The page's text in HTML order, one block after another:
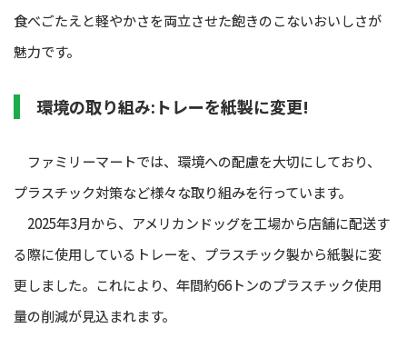
食べごたえと軽やかさを両立させた飽きのこないおいしさが
魅力です。
環境の取り組み:トレーを紙製に変更!
ファミリーマートでは、環境への配慮を大切にしており、
プラスチック対策など様々な取り組みを行っています。
2025年3月から、アメリカンドッグを工場から店舗に配送す
る際に使用しているトレーを、プラスチック製から紙製に変
更しました。これにより、年間約66トンのプラスチック使用
量の削減が見込まれます。